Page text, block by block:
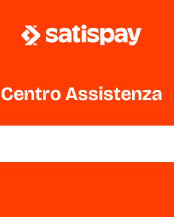
Centro Assistenza